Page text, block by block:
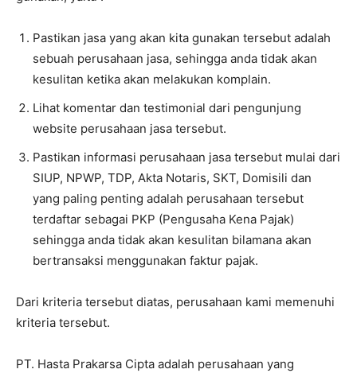
Pastikan jasa yang akan kita gunakan tersebut adalah
sebuah perusahaan jasa, sehingga anda tidak akan
kesulitan ketika akan melakukan komplain.
Lihat komentar dan testimonial dari pengunjung
website perusahaan jasa tersebut.
Pastikan informasi perusahaan jasa tersebut mulai dari
SIUP, NPWP, TDP, Akta Notaris, SKT, Domisili dan
yang paling penting adalah perusahaan tersebut
terdaftar sebagai PKP (Pengusaha Kena Pajak)
sehingga anda tidak akan kesulitan bilamana akan
bertransaksi menggunakan faktur pajak.
Dari kriteria tersebut diatas, perusahaan kami memenuhi
kriteria tersebut.
PT. Hasta Prakarsa Cipta adalah perusahaan yang